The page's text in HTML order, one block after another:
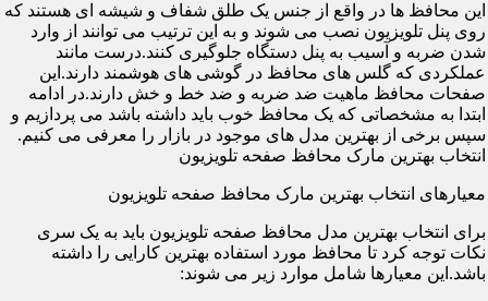
این محافظ ها در واقع از جنس یک طلق شفاف و شیشه ای هستند که
روی پنل تلویزیون نصب می شوند و به این ترتیب می توانند از وارد
شدن ضربه و آسیب به پنل دستگاه جلوگیری کنند.درست مانند
عملکردی که گلس های محافظ در گوشی های هوشمند دارند.این
صفحات محافظ ماهیت ضد ضربه و ضد خط و خش دارند.در ادامه
ابتدا به مشخصاتی که یک محافظ خوب باید داشته باشد می پردازیم و
سپس برخی از بهترین مدل های موجود در بازار را معرفی می کنیم.
انتخاب بهترین مارک محافظ صفحه تلویزیون
معیارهای انتخاب بهترین مارک محافظ صفحه تلویزیون
برای انتخاب بهترین مدل محافظ صفحه تلویزیون باید به یک سری
نکات توجه کرد تا محافظ مورد استفاده بهترین کارایی را داشته
باشد.این معیارها شامل موارد زیر می شوند: